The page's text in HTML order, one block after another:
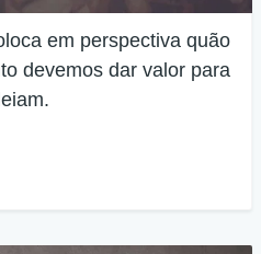
em perspectiva quão
devemos dar valor para